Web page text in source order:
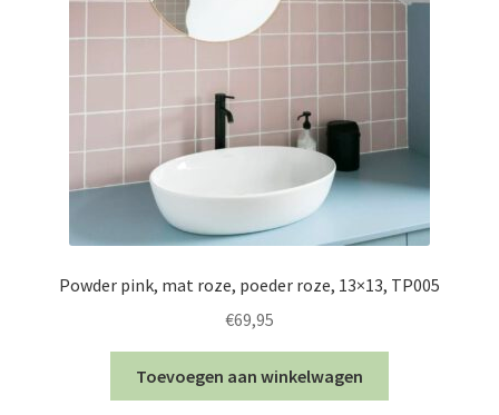
Powder pink, mat roze, poeder roze, 13×13, TP005
€69,95
Toevoegen aan winkelwagen